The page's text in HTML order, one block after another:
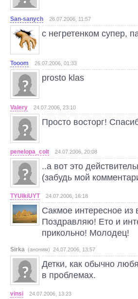
San-sanych 26.07.2006, 11:57
с негретенком супер,
Tooom 26.07.2006, 01:33
prosto klas
Valery 24.07.2006, 23:10
Просто восторг!
penelopa_colt 24.07.2006, 20:08
..а вот это
(забудь мой
TYUIkiUYT 24.07.2006, 16:18
Сакмое интересное из
Поздравляю! Ето и
прикольно! Молодец!
Sirka (аноним) 24.07.2006, 13:57
Детки, как обычно
в проблемах.
vinsi 24.07.2006, 13:23